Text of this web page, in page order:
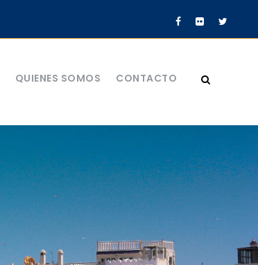
QUIENES SOMOS CONTACTO